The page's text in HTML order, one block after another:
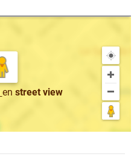
en street view